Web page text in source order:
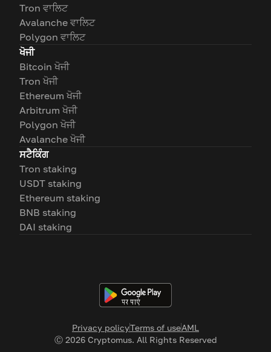
Privacy policyTerms of useAML
Ⓒ 2026Cryptomus. All Rights Reserved
Tron ਵਾਲਿਟ
Avalanche ਵਾਲਿਟ
Polygon ਵਾਲਿਟ
ਖੋਜੀ
Bitcoin ਖੋਜੀ
Tron ਖੋਜੀ
Ethereum ਖੋਜੀ
Arbitrum ਖੋਜੀ
Polygon ਖੋਜੀ
Avalanche ਖੋਜੀ
ਸਟੈਕਿੰਗ
Tron staking
USDT staking
Ethereum staking
BNB staking
DAI staking